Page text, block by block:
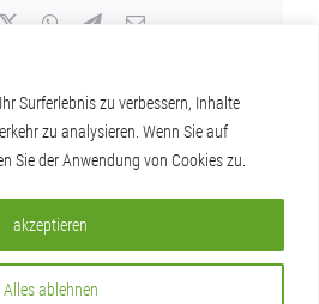
Surferlebnis zu verbessern, Inhalte
zu analysieren. Wenn Sie auf
Sie der Anwendung von Cookies zu.
Alles ablehnen
akzeptieren
WhatsApp
Telegram
E-
& Datenschutz
TelegramYouTube